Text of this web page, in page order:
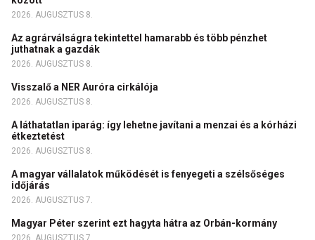
2026. AUGUSZTUS 8.
Az agrárválságra tekintettel hamarabb és több pénzhet
juthatnak a gazdák
2026. AUGUSZTUS 8.
Visszalő a NER Auróra cirkálója
2026. AUGUSZTUS 8.
A láthatatlan iparág: így lehetne javítani a menzai és a kórházi
étkeztetést
2026. AUGUSZTUS 8.
A magyar vállalatok működését is fenyegeti a szélsőséges
időjárás
2026. AUGUSZTUS 7.
Magyar Péter szerint ezt hagyta hátra az Orbán-kormány
2026. AUGUSZTUS 7.